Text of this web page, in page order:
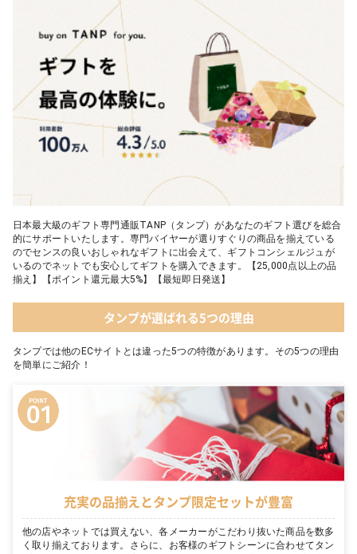
04 FLOWERiUM®︎ Christmas toilette（フラワリウム クリスマス
05 2人のための体験カタログ FOR2ギフト（GREEN）
日本最大級のギフト専門通販TANP（タンプ）があなたのギフト選びを総合
的にサポートいたします。専門バイヤーが選りすぐりの商品を揃えている
のでセンスの良いおしゃれなギフトに出会えて、ギフトコンシェルジュが
いるのでネットでも安心してギフトを購入できます。【25,000点以上の品
揃え】【ポイント還元最大5%】【最短即日発送】
タンプが選ばれる5つの理由
タンプでは他のECサイトとは違った5つの特徴があります。その5つの理由
を簡単にご紹介！
充実の品揃えとタンプ限定セットが豊富
他の店やネットでは買えない、各メーカーがこだわり抜いた商品を数多
く取り揃えております。さらに、お客様のギフトシーンに合わせてタン